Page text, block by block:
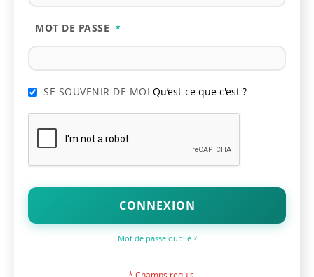
MOT DE PASSE
SE SOUVENIR DE MOI Qu’est-ce que c'est ?
CONNEXION
Mot de passe oublié ?